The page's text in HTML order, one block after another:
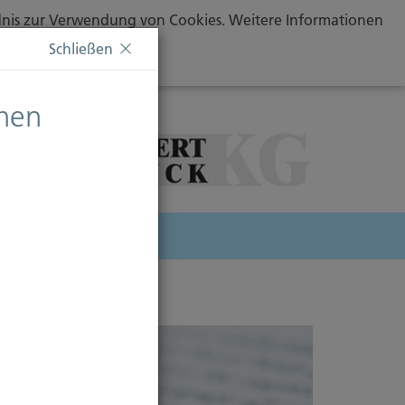
zur Verwendung von Cookies. Weitere Informationen
Schließen